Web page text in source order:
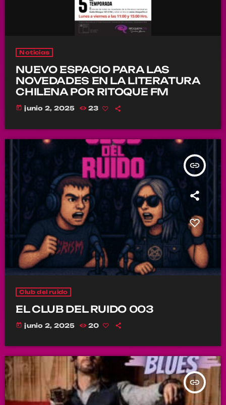
Noticias
NUEVO ESPACIO PARA LAS
NOVEDADES EN LA LITERATURA
CHILENA POR RITOQUE FM
today junio 2, 2025 23
insert_link
Club del ruido
EL CLUB DEL RUIDO 003
today junio 2, 2025 20
insert_link